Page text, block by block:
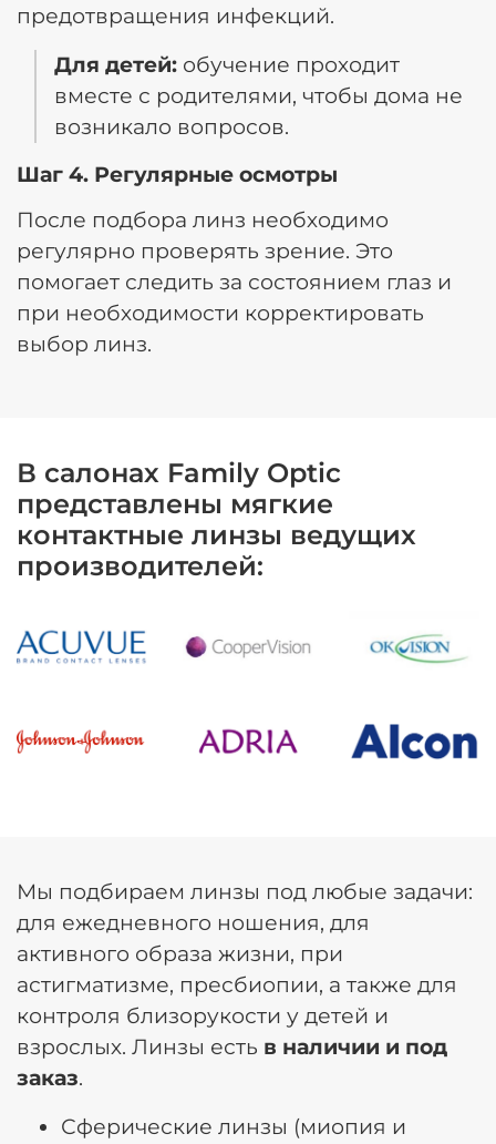
предотвращения инфекций.
Для детей: обучение проходит
вместе с родителями, чтобы дома не
возникало вопросов.
Шаг 4. Регулярные осмотры
После подбора линз необходимо
регулярно проверять зрение. Это
помогает следить за состоянием глаз и
при необходимости корректировать
выбор линз.
В салонах Family Optic
представлены мягкие
контактные линзы ведущих
производителей:
Мы подбираем линзы под любые задачи:
для ежедневного ношения, для
активного образа жизни, при
астигматизме, пресбиопии, а также для
контроля близорукости у детей и
взрослых. Линзы есть в наличии и под
заказ.
Сферические линзы (миопия и